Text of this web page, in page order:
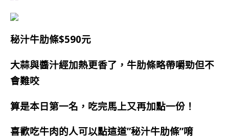
秘汁牛肋條$590元
大蒜與醬汁經加熱更香了，牛肋條略帶嚼勁但不
會難咬
算是本日第一名，吃完馬上又再加點一份！
喜歡吃牛肉的人可以點這道”秘汁牛肋條”唷